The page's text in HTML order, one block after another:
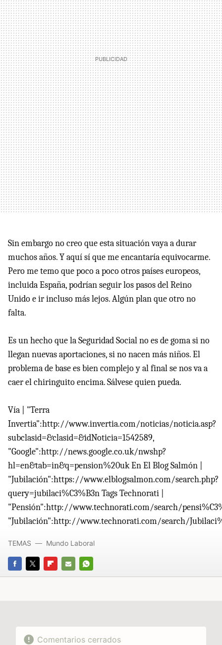
Sin embargo no creo que esta situación vaya a durar
muchos años. Y aquí sí que me encantaría equivocarme.
Pero me temo que poco a poco otros países europeos,
incluida España, podrían seguir los pasos del Reino
Unido e ir incluso más lejos. Algún plan que otro no
falta.
Es un hecho que la Seguridad Social no es de goma si no
llegan nuevas aportaciones, si no nacen más niños. El
problema de base es bien complejo y al final se nos va a
caer el chiringuito encima. Sálvese quien pueda.
Vía | "Terra
Invertia":http://www.invertia.com/noticias/noticia.asp?
subclasid=&clasid=&idNoticia=1542589,
"Google":http://news.google.co.uk/nwshp?
hl=en&tab=in&q=pension%20uk En El Blog Salmón |
"Jubilación":https://www.elblogsalmon.com/search.php?
query=jubilaci%C3%B3n Tags Technorati |
"Pensión":http://www.technorati.com/search/
"Jubilación":http://www.technorati.com/search/
FACEBOOK
TWITTERFLIPBOARD
E-
WHATSAPP
TEMAS Mundo Laboral
Comentarios cerrados